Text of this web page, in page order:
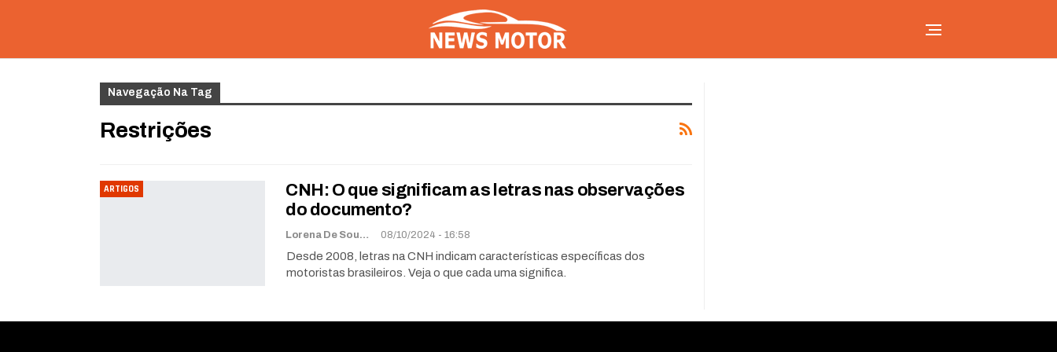
Navegação Na Tag
Restrições
ARTIGOS
CNH: O que significam as letras nas observações
do documento?
Lorena De Sousa 08/10/2024 - 16:58
Desde 2008, letras na CNH indicam características específicas dos
motoristas brasileiros. Veja o que cada uma significa.